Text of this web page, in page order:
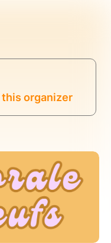
organizer